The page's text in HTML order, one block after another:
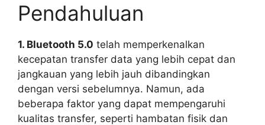
Pendahuluan
1. Bluetooth 5.0 telah memperkenalkan
kecepatan transfer data yang lebih cepat dan
jangkauan yang lebih jauh dibandingkan
dengan versi sebelumnya. Namun, ada
beberapa faktor yang dapat mempengaruhi
kualitas transfer, seperti hambatan fisik dan